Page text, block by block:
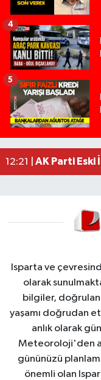
4
5
17:18 |Anız
17:08 |Alevlere
13:46 |Yolcu
12:21 | AK Parti Eski
Isparta ve
olarak
bilgiler,
yaşamı doğrudan
anlık olarak
Meteoroloji'den
gününüzü
önemli olan